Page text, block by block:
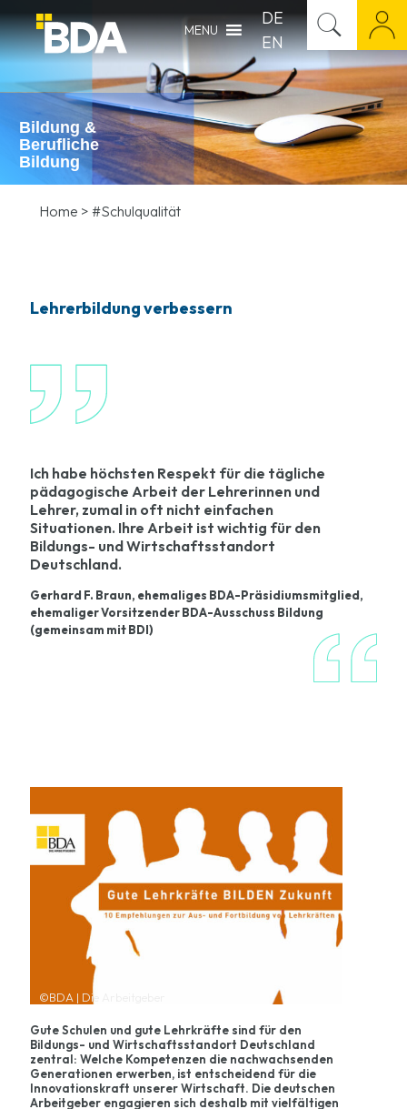
MENU
DE
EN
Bildung &
Berufliche
Bildung
Home > #Schulqualität
Lehrerbildung verbessern
Ich habe höchsten Respekt für die tägliche
pädagogische Arbeit der Lehrerinnen und
Lehrer, zumal in oft nicht einfachen
Situationen. Ihre Arbeit ist wichtig für den
Bildungs- und Wirtschaftsstandort
Deutschland.
Gerhard F. Braun, ehemaliges BDA-Präsidiumsmitglied,
ehemaliger Vorsitzender BDA-Ausschuss Bildung
(gemeinsam mit BDI)
©BDA | Die Arbeitgeber
Gute Schulen und gute Lehrkräfte sind für den
Bildungs- und Wirtschaftsstandort Deutschland
zentral: Welche Kompetenzen die nachwachsenden
Generationen erwerben, ist entscheidend für die
Innovationskraft unserer Wirtschaft. Die deutschen
Arbeitgeber engagieren sich deshalb mit vielfältigen